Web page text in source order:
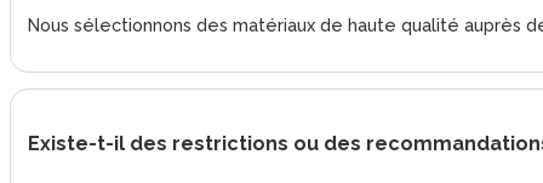
Nous sélectionnons des matériaux de haute qualité auprès
Existe-t-il des restrictions ou des